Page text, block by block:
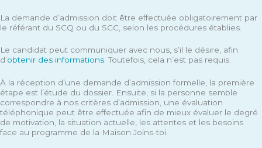
La demande d’admission doit être effectuée obligatoirement par
le référant du SCQ ou du SCC, selon les procédures établies.
Le candidat peut communiquer avec nous, s’il le désire, afin
d’obtenir des informations. Toutefois, cela n’est pas requis.
À la réception d’une demande d’admission formelle, la première
étape est l’étude du dossier. Ensuite, si la personne semble
correspondre à nos critères d’admission, une évaluation
téléphonique peut être effectuée afin de mieux évaluer le degré
de motivation, la situation actuelle, les attentes et les besoins
face au programme de la Maison Joins-toi.